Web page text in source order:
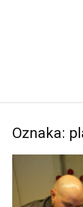
Oznaka: